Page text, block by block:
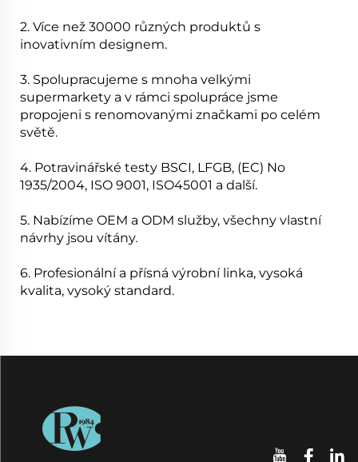
2. Více než 30000 různých produktů s
inovativním designem.
3. Spolupracujeme s mnoha velkými
supermarkety a v rámci spolupráce jsme
propojeni s renomovanými značkami po celém
světě.
4. Potravinářské testy BSCI, LFGB, (EC) No
1935/2004, ISO 9001, ISO45001 a další.
5. Nabízíme OEM a ODM služby, všechny vlastní
návrhy jsou vítány.
6. Profesionální a přísná výrobní linka, vysoká
kvalita, vysoký standard.